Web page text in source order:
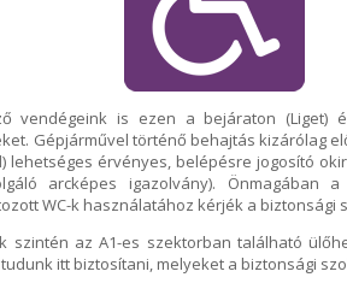
vendégeink is ezen a bejáraton (Liget)
Gépjárművel történő behajtás kizárólag
lehetséges érvényes, belépésre jogosító
arcképes igazolvány). Önmagában
WC-k használatához kérjék a biztonsági
szintén az A1-es szektorban található
itt biztosítani, melyeket a biztonsági